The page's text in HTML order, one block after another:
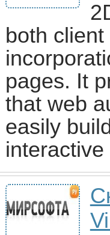
both
pages. It
that web
easily